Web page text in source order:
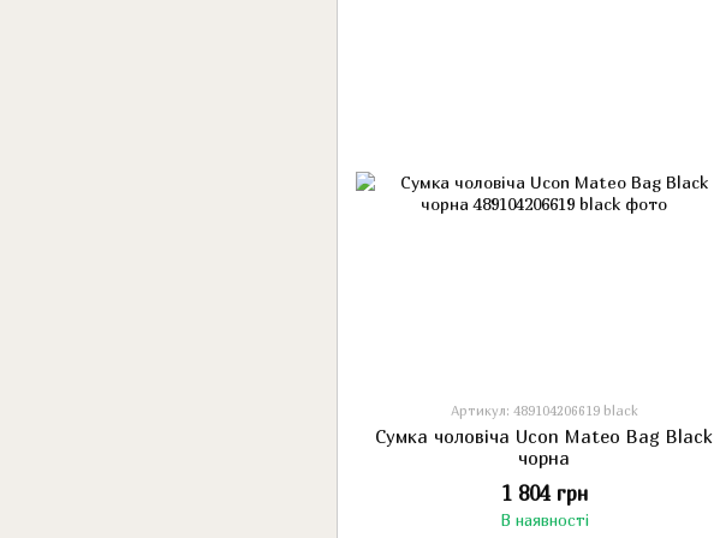
Артикул: 489104206619 black
Сумка чоловіча Ucon Mateo Bag Black
чорна
1 804 грн
В наявності